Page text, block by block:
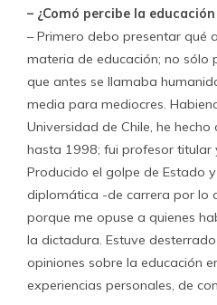
– ¿Comó percibe la
– Primero debo presentar qué
materia de educación; no sólo
que antes se llamaba
media para mediocres.
Universidad de Chile, he
hasta 1998; fui profesor titular
Producido el golpe de Estado
diplomática -de carrera por lo
porque me opuse a quienes
la dictadura. Estuve
opiniones sobre la educación
experiencias personales, de